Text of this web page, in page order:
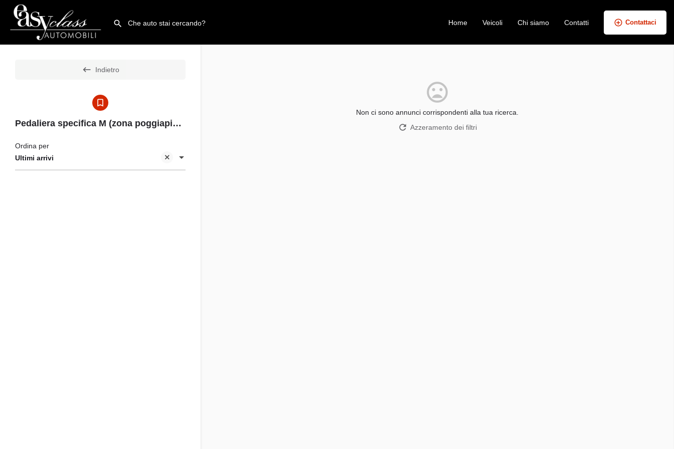
Home Veicoli Chi siamo Contatti Contattaci
Indietro
Pedaliera specifica M (zona poggiapiedi black, pedali in acciaio)
Ultimi arrivi
Ordina per
Non ci sono annunci corrispondenti alla tua ricerca.
Azzeramento dei filtri